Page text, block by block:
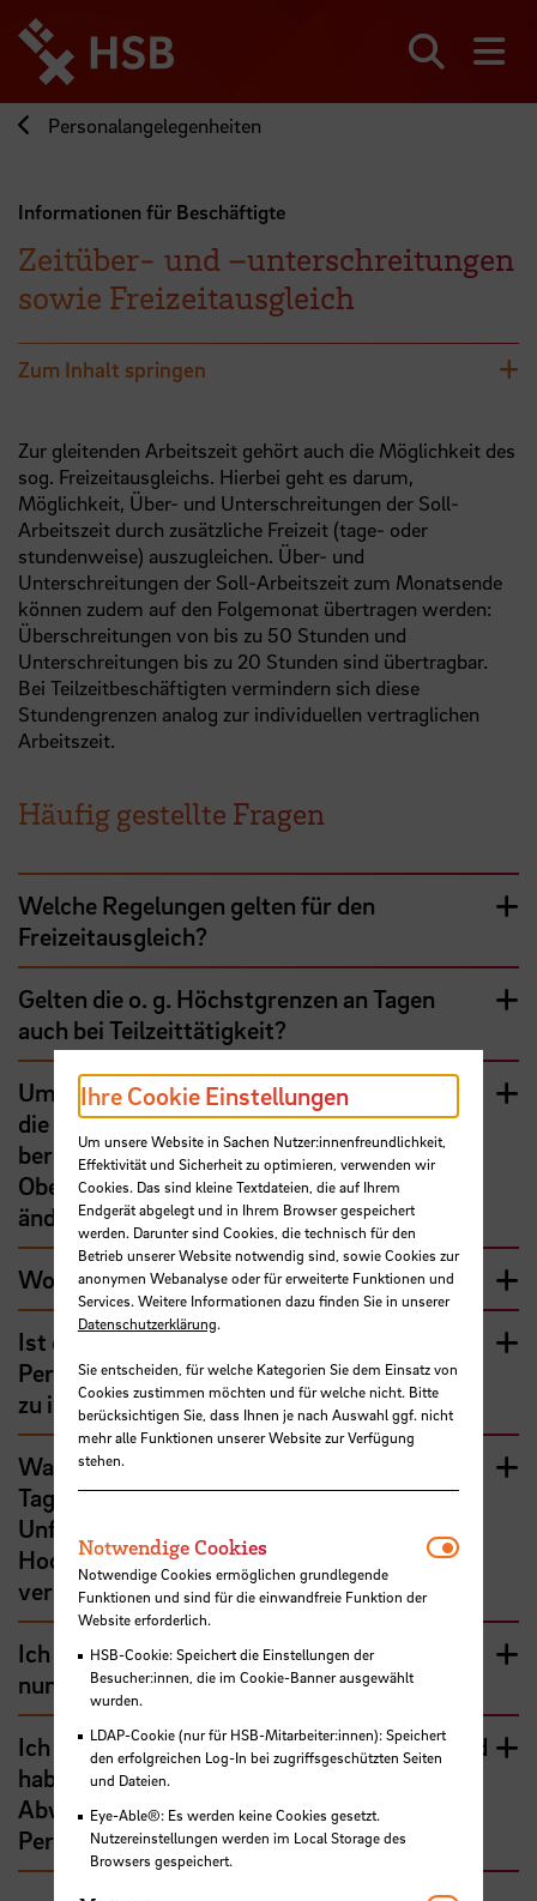
zum
Seiteninhalt
springen
Personalangelegenheiten
Informationen für Beschäftigte
Zeitüber- und –unterschreitungen
sowie Freizeitausgleich
Zum Inhalt springen
Zur gleitenden Arbeitszeit gehört auch die Möglichkeit des
sog. Freizeitausgleichs. Hierbei geht es darum,
Möglichkeit, Über- und Unterschreitungen der Soll-
Arbeitszeit durch zusätzliche Freizeit (tage- oder
stundenweise) auszugleichen. Über- und
Unterschreitungen der Soll-Arbeitszeit zum Monatsende
können zudem auf den Folgemonat übertragen werden:
Überschreitungen von bis zu 50 Stunden und
Unterschreitungen bis zu 20 Stunden sind übertragbar.
Bei Teilzeitbeschäftigten vermindern sich diese
Stundengrenzen analog zur individuellen vertraglichen
Arbeitszeit.
Häufig gestellte Fragen
Welche Regelungen gelten für den
Freizeitausgleich?
Gelten die o. g. Höchstgrenzen an Tagen
auch bei Teilzeittätigkeit?
Um meine Arbeitszeit zu erfassen, nutze ich
die Excel-Tabellen, die das Rechenzentrum
bereitstellt. Wie kann ich dort die
Obergrenze für Zeitüberschreitungen
ändern?
Wo beantrage ich den Freizeitausgleich?
Ist es eigentlich noch notwendig, das
Personaldezernat über den Freizeitausgleich
zu informieren?
Was passiert eigentlich, wenn ich an einem
Tag mit ganztägigem Freizeitausgleich einen
Unfall habe. Bin ich dann auch über die
Hochschule Bremen als Arbeitgeberin
versichert?
Ich habe gerade Freizeitausgleich und bin
nun erkrankt. Was kann ich machen?
Ich bin im Freizeitausgleich und erkrankt und
habe auf meine Mail eine
Abwesenheitsnachricht aus dem
Personaldezernat bekommen?
Ihre Cookie Einstellungen
Um unsere Website in Sachen Nutzer:innenfreundlichkeit,
Effektivität und Sicherheit zu optimieren, verwenden wir
Cookies. Das sind kleine Textdateien, die auf Ihrem
Endgerät abgelegt und in Ihrem Browser gespeichert
werden. Darunter sind Cookies, die technisch für den
Betrieb unserer Website notwendig sind, sowie Cookies zur
anonymen Webanalyse oder für erweiterte Funktionen und
Services. Weitere Informationen dazu finden Sie in unserer
Datenschutzerklärung.
Sie entscheiden, für welche Kategorien Sie dem Einsatz von
Cookies zustimmen möchten und für welche nicht. Bitte
berücksichtigen Sie, dass Ihnen je nach Auswahl ggf. nicht
mehr alle Funktionen unserer Website zur Verfügung
stehen.
Notwendige Cookies
Notwendige Cookies ermöglichen grundlegende
Funktionen und sind für die einwandfreie Funktion der
Website erforderlich.
HSB-Cookie: Speichert die Einstellungen der
Besucher:innen, die im Cookie-Banner ausgewählt
wurden.
LDAP-Cookie (nur für HSB-Mitarbeiter:innen): Speichert
den erfolgreichen Log-In bei zugriffsgeschützten Seiten
und Dateien.
Eye-Able®: Es werden keine Cookies gesetzt.
Nutzereinstellungen werden im Local Storage des
Browsers gespeichert.